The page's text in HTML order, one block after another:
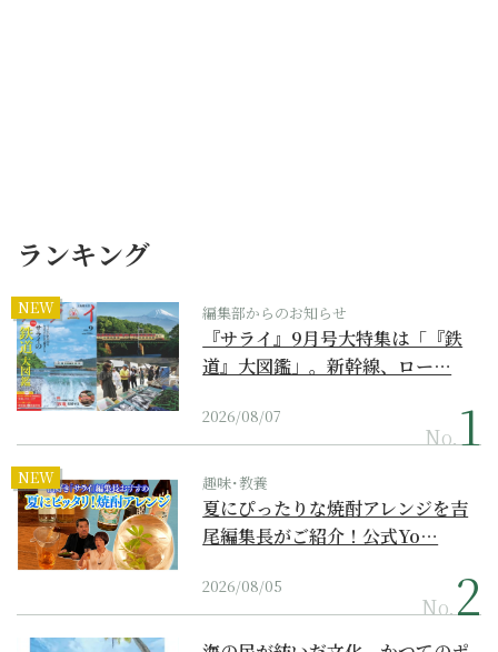
ランキング
NEW 編集部からのお知らせ
『サライ』9月号大特集は「『鉄
道』大図鑑」。新幹線、ロー…
2026/08/07
No.
NEW 趣味･教養
夏にぴったりな焼酎アレンジを吉
尾編集長がご紹介！公式Yo…
2026/08/05
No.